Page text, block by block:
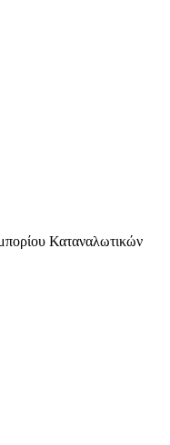
Καταναλωτικών